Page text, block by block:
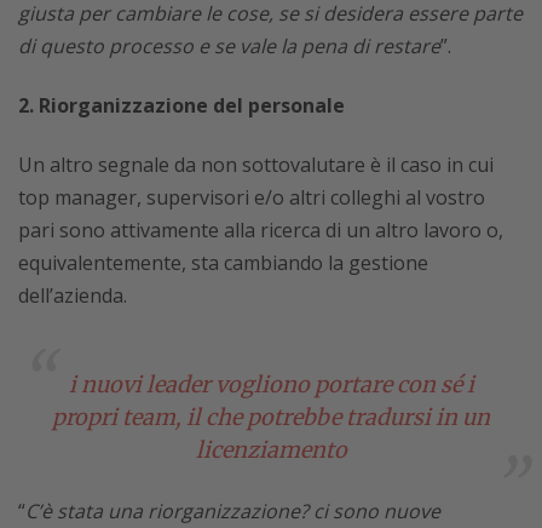
giusta per cambiare le cose, se si desidera essere parte
di questo processo e se vale la pena di restare”.
2. Riorganizzazione del personale
Un altro segnale da non sottovalutare è il caso in cui
top manager, supervisori e/o altri colleghi al vostro
pari sono attivamente alla ricerca di un altro lavoro o,
equivalentemente, sta cambiando la gestione
dell’azienda.
i nuovi leader vogliono portare con sé i
propri team, il che potrebbe tradursi in un
licenziamento
“C’è stata una riorganizzazione? ci sono nuove